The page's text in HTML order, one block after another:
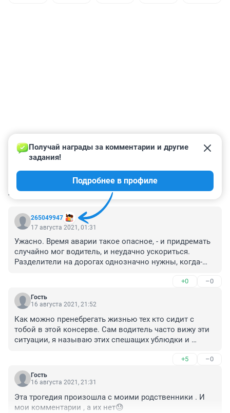
КОММЕНТАРИИ 68
265049947
Получай награды за комментарии и другие
задания!
Подробнее в профиле
17 августа 2021, 01:31
Ужасно. Время аварии такое опасное, - и придремать
случайно мог водитель, и неудачно ускориться.
Разделители на дорогах однозначно нужны, когда-
(Китай) - вызывает смешанные чувства,- полагаю,
краш-тесты не столь уверенные, как у металлических
тойот до 2004 года. Надо признать, что автомобили
бьются - в лепёшку. Соболезнования! Дитё очень
жалко.
+0 –0
Гость
16 августа 2021, 21:52
Как можно пренебрегать жизнью тех кто сидит с
тобой в этой консерве. Сам водитель часто вижу эти
ситуации, я называю этих спешащих ублюдки и
укладывается как можно совершать такие маневры
угрожающе жизни, а ведь таких на трассе море, и все
+5 –0
Гость
16 августа 2021, 21:31
Эта трогедия произошла с моими родственники . И
мои комментарии , а их нет😓